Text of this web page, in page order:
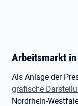
Arbeitsmarkt in
Als Anlage der
grafische
Nordrhein-